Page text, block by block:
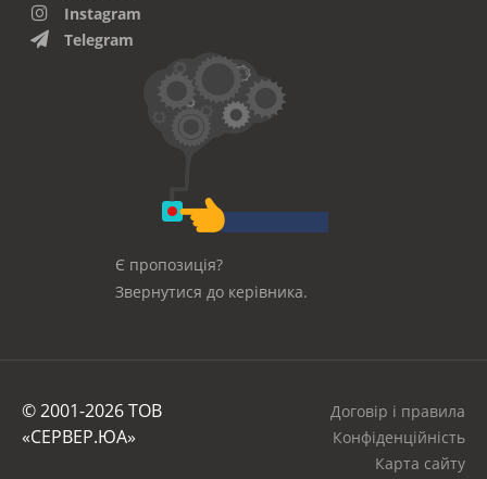
Instagram
Telegram
Є пропозиція?
Звернутися до керівника.
© 2001-2026 ТОВ
«СЕРВЕР.ЮА»
Договір і правила
Конфіденційність
Карта сайту